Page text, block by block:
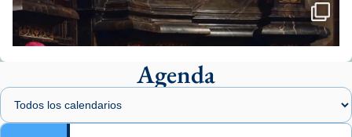
🔗tinyurl.com/cvu5jmbk
📸 J. Merino
Agenda